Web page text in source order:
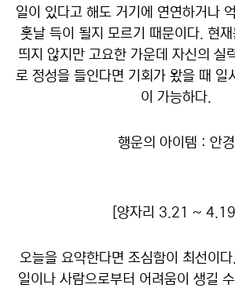
일이 있다고 해도 거기에 연연하거나
훗날 득이 될지 모르기 때문이다. 현재
띄지 않지만 고요한 가운데 자신의 실
로 정성을 들인다면 기회가 왔을 때 일
이 가능하다.
행운의 아이템 : 안경
[양자리 3.21 ~ 4.19]
오늘을 요약한다면 조심함이 최선이
일이나 사람으로부터 어려움이 생길